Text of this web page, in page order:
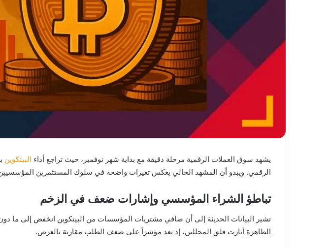
يشهد سوق العملات الرقمية مرحلة دقيقة مع بداية شهر نوفمبر، حيث تراجع أداء البيتكوين
الرقمي. ويبدو أن المشهد الحالي يعكس تغيرات واضحة في سلوك المستثمرين المؤسسيين
تباطؤ الشراء المؤسسي وإشارات ضعف في الزخم
تشير البيانات الحديثة إلى أن صافي مشتريات المؤسسات من البيتكوين انخفض إلى ما
الظاهرة أثارت قلق المحللين، إذ تعد مؤشراً على ضعف الطلب مقارنة بالعرض.